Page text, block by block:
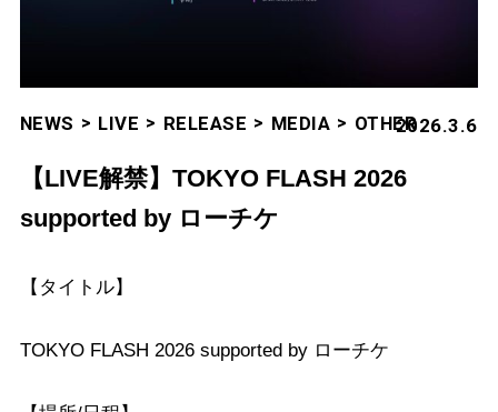
NEWS LIVE RELEASE MEDIA OTHER2026.3.6
【LIVE解禁】TOKYO FLASH 2026
supported by ローチケ
【タイトル】
TOKYO FLASH 2026 supported by ローチケ